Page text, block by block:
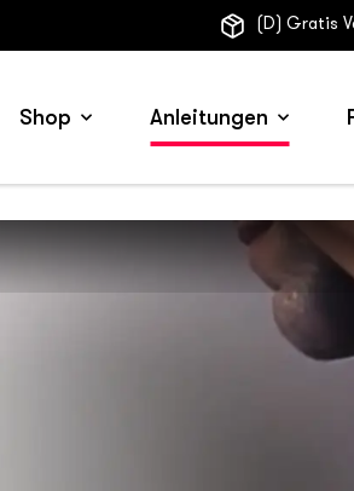
(D) Gratis
Shop Anleitungen